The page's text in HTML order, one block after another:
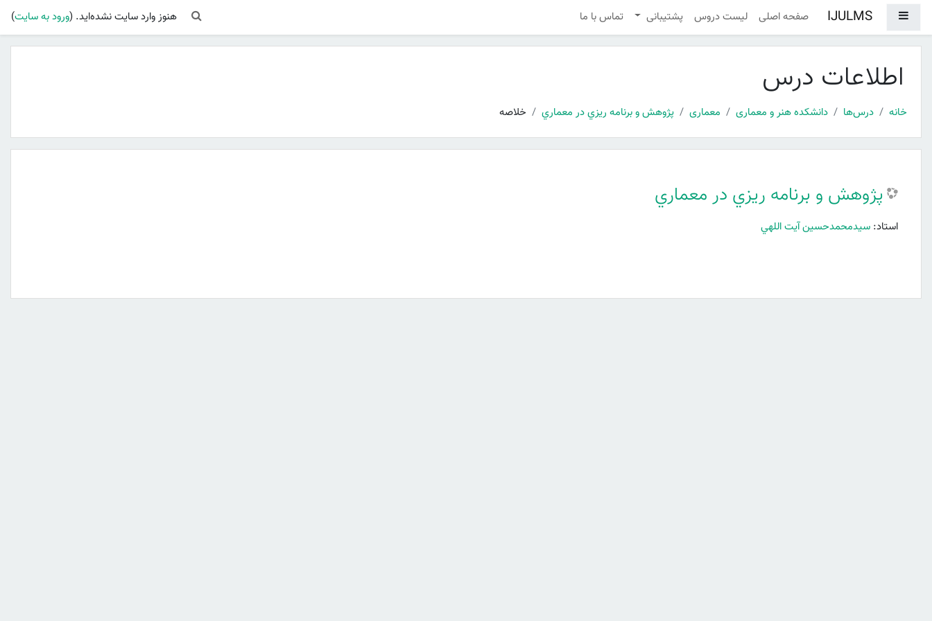
پرش به محتوای اصلی
پنل کناریIJULMS صفحه اصلی لیست دروس پشتیبانی تماس با ما Toggle search input
هنوز وارد سایت نشده‌اید. (ورود به سایت)
اطلاعات درس
خانه درس‌ها دانشکده هنر و معماری معماری پژوهش و برنامه ريزي در معماري خلاصه
پژوهش و برنامه ريزي در معماري
استاد: سيدمحمدحسين آيت اللهي